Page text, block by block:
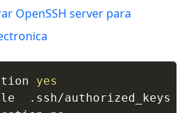
OpenSSH server para
yes